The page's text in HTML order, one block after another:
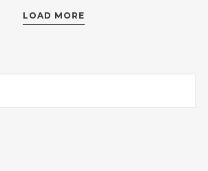
LOAD MORE